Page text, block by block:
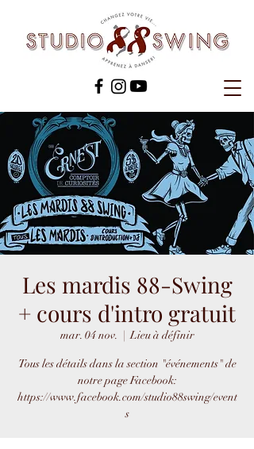
Les mardis 88-Swing
+ cours d'intro gratuit
mar. 04 nov.
  |
Lieu à définir
Tous les détails dans la section "événements" de
notre page Facebook:
https://www.facebook.com/studio88swing/event
s